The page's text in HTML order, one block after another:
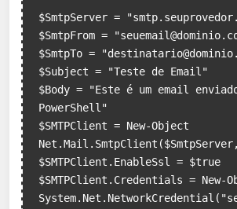
$SmtpServer =
$SmtpFrom =
$SmtpTo =
$Subject = "Teste de Email"
$Body = "Este é um email
PowerShell"
$SMTPClient = New-Object
$SMTPClient.EnableSsl = $true
$SMTPClient.Credentials = New-